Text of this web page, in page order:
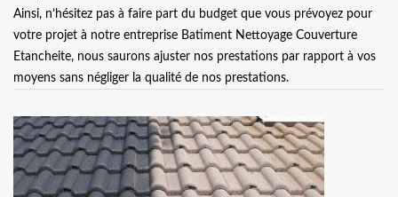
Ainsi, n’hésitez pas à faire part du budget que vous prévoyez pour
votre projet à notre entreprise Batiment Nettoyage Couverture
Etancheite, nous saurons ajuster nos prestations par rapport à vos
moyens sans négliger la qualité de nos prestations.